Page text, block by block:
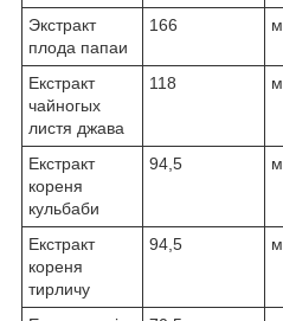
Экстракт
плода папаи
166
Екстракт
чайногых
листя джава
118
Екстракт
кореня
кульбаби
94,5
Екстракт
кореня
тирличу
94,5